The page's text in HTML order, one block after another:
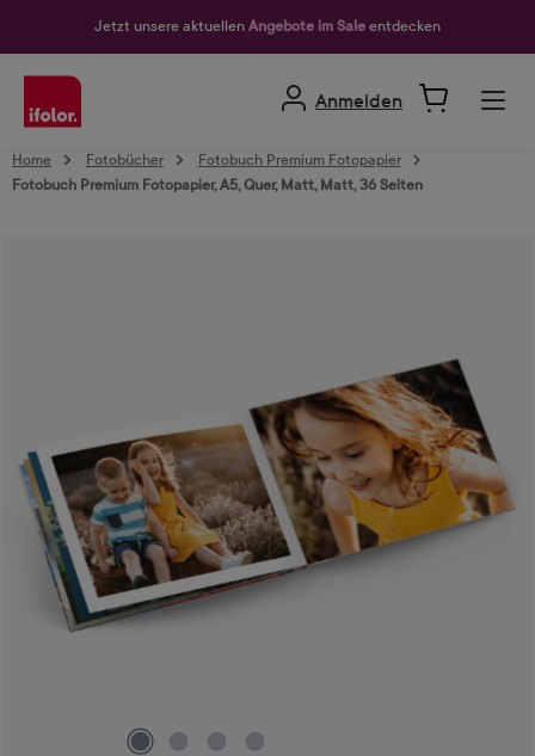
Jetzt unsere aktuellen Angebote im Sale entdecken
Anmelden
Home Fotobücher
Fotobuch Premium Fotopapier
Fotobuch Premium Fotopapier, A5, Quer, Matt, Matt, 36 Seiten